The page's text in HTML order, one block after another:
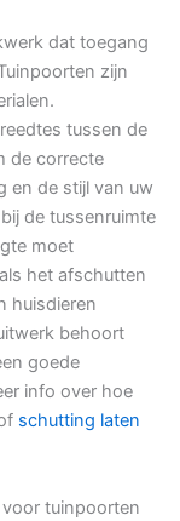
dat toegang
zijn
tussen de
de correcte
en de stijl van uw
de tussenruimte
moet
het afschutten
huisdieren
behoort
goede
info over hoe
schutting laten
tuinpoorten